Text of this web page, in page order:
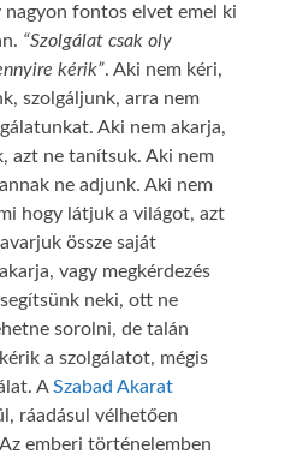
nagyon fontos elvet emel ki
“Szolgálat csak oly
kérik”. Aki nem kéri,
szolgáljunk, arra nem
Aki nem akarja,
azt ne tanítsuk. Aki nem
ne adjunk. Aki nem
hogy látjuk a világot, azt
össze saját
vagy megkérdezés
neki, ott ne
sorolni, de talán
a szolgálatot, mégis
ASzabad Akarat
ráadásul vélhetően
emberi történelemben